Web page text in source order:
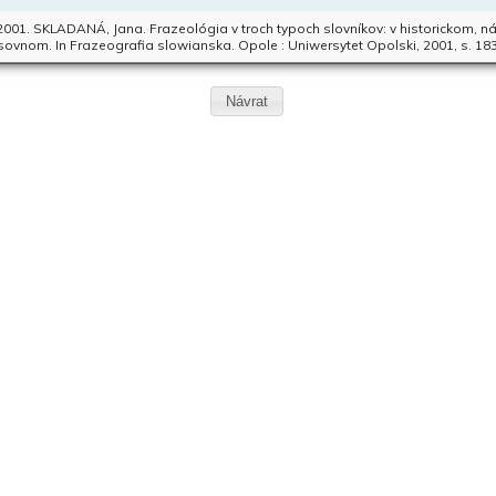
SKLADANÁ, Jana. Frazeológia v troch typoch slovníkov: v historickom,
In Frazeografia slowianska. Opole : Uniwersytet Opolski, 2001, s.